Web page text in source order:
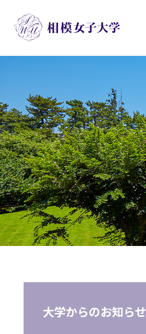
ル
ナ
ビ
ゲ
ー
シ
ョ
ン
へ
ナ
ビ
ゲ
ー
シ
ョ
ン
へ
へ
大学からのお知らせ